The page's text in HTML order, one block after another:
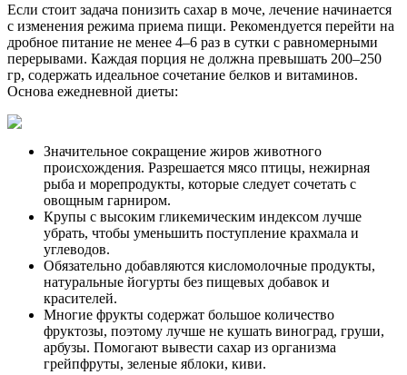
Если стоит задача понизить сахар в моче, лечение начинается
с изменения режима приема пищи. Рекомендуется перейти на
дробное питание не менее 4–6 раз в сутки с равномерными
перерывами. Каждая порция не должна превышать 200–250
гр, содержать идеальное сочетание белков и витаминов.
Основа ежедневной диеты:
Значительное сокращение жиров животного
происхождения. Разрешается мясо птицы, нежирная
рыба и морепродукты, которые следует сочетать с
овощным гарниром.
Крупы с высоким гликемическим индексом лучше
убрать, чтобы уменьшить поступление крахмала и
углеводов.
Обязательно добавляются кисломолочные продукты,
натуральные йогурты без пищевых добавок и
красителей.
Многие фрукты содержат большое количество
фруктозы, поэтому лучше не кушать виноград, груши,
арбузы. Помогают вывести сахар из организма
грейпфруты, зеленые яблоки, киви.